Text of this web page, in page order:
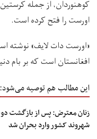
اورست را فتح کرده است.
«اورست دات لایف» نوشته
افغانستان است که بر بام
این مطالب هم توصیه می‌شود:
زنان معترض: پس از بازگشت
شهروند کشور وارد بحران شد